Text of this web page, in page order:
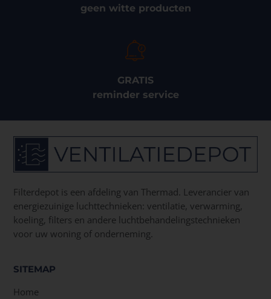
geen witte producten
GRATIS
reminder service
Filterdepot is een afdeling van Thermad. Leverancier van
energiezuinige luchttechnieken: ventilatie, verwarming,
koeling, filters en andere luchtbehandelingstechnieken
voor uw woning of onderneming.
SITEMAP
Home